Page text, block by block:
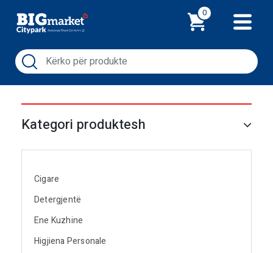
0
Kategori produktesh
Cigare
Detergjentë
Ene Kuzhine
Higjiena Personale